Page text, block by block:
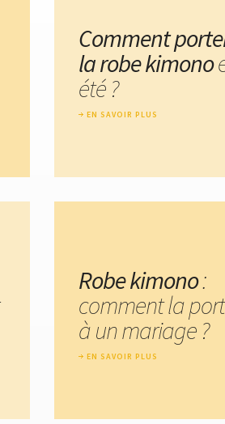
Comment
la robe kimono
été ?
EN SAVOIR PLUS
Robe kimono:
comment la
à un mariage ?
EN SAVOIR PLUS